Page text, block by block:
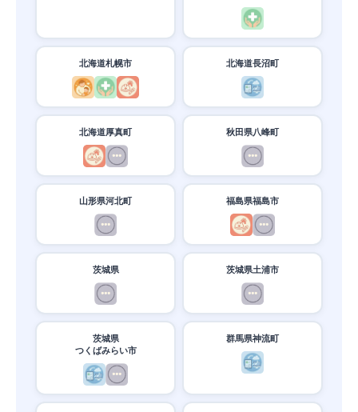
北海道札幌市 北海道長沼町
北海道厚真町 秋田県八峰町
山形県河北町 福島県福島市
茨城県 茨城県土浦市
茨城県
つくばみらい市
群馬県神流町